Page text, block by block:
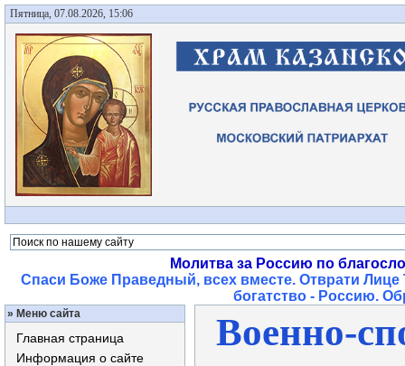
Пятница, 07.08.2026, 15:06
Молитва за Россию по
Спаси Боже Праведный, всех вместе. Отврати
богатство - Россию.
» Меню сайта
Главная страница
Информация о сайте
Военно-